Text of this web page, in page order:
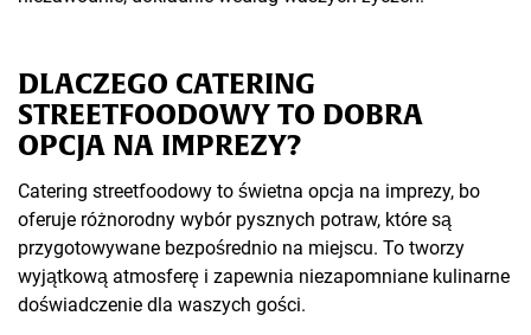
DLACZEGO CATERING
STREETFOODOWY TO DOBRA
OPCJA NA IMPREZY?
Catering streetfoodowy to świetna opcja na imprezy, bo
oferuje różnorodny wybór pysznych potraw, które są
przygotowywane bezpośrednio na miejscu. To tworzy
wyjątkową atmosferę i zapewnia niezapomniane kulinarne
doświadczenie dla waszych gości.